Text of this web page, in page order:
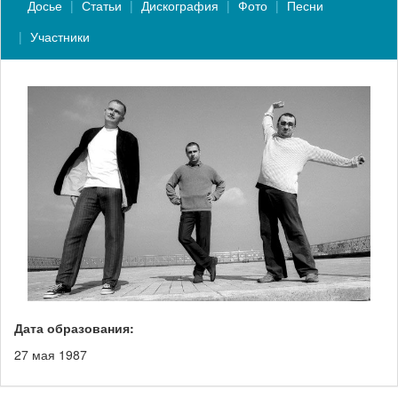
Досье Статьи Дискография Фото
Песни
Участники
Дата образования:
27 мая 1987